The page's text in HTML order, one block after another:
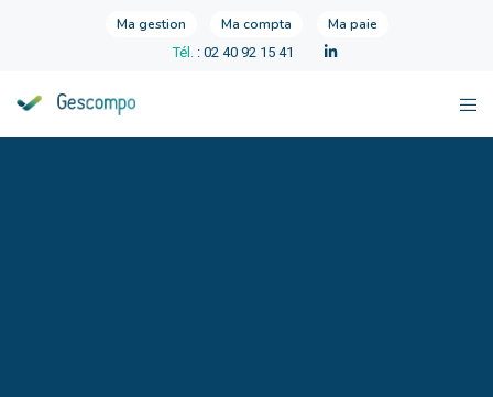
Ma gestion Ma compta Ma paie
Tél. : 02 40 92 15 41